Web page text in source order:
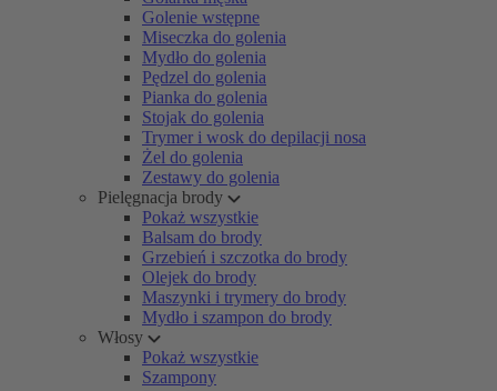
Golenie wstępne
Miseczka do golenia
Mydło do golenia
Pędzel do golenia
Pianka do golenia
Stojak do golenia
Trymer i wosk do depilacji nosa
Żel do golenia
Zestawy do golenia
Pielęgnacja brody
Pokaż wszystkie
Balsam do brody
Grzebień i szczotka do brody
Olejek do brody
Maszynki i trymery do brody
Mydło i szampon do brody
Włosy
Pokaż wszystkie
Szampony